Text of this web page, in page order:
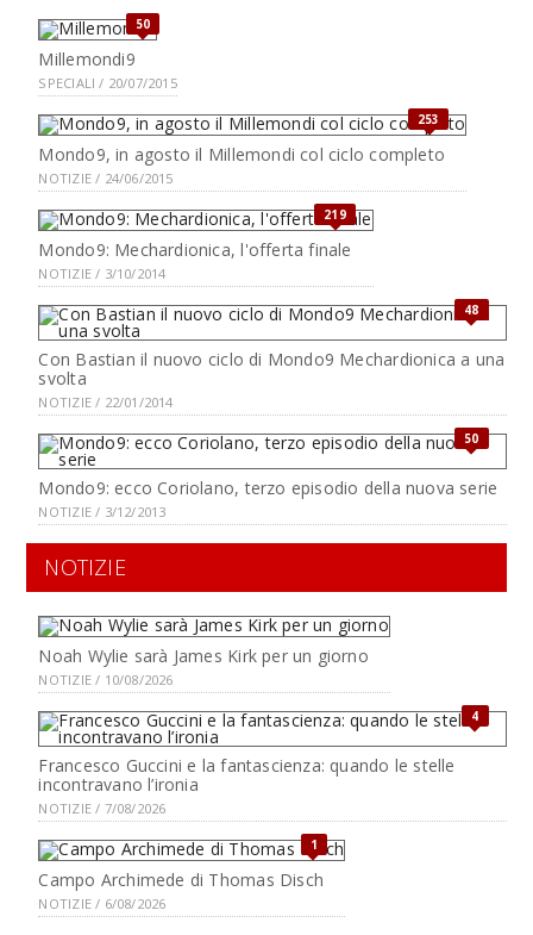
50
Millemondi9
SPECIALI / 20/07/2015
253
Mondo9, in agosto il Millemondi col ciclo completo
NOTIZIE / 24/06/2015
219
Mondo9: Mechardionica, l'offerta finale
NOTIZIE / 3/10/2014
48
Con Bastian il nuovo ciclo di Mondo9 Mechardionica a una
svolta
NOTIZIE / 22/01/2014
50
Mondo9: ecco Coriolano, terzo episodio della nuova serie
NOTIZIE / 3/12/2013
NOTIZIE
Noah Wylie sarà James Kirk per un giorno
NOTIZIE / 10/08/2026
4
Francesco Guccini e la fantascienza: quando le stelle
incontravano l’ironia
NOTIZIE / 7/08/2026
1
Campo Archimede di Thomas Disch
NOTIZIE / 6/08/2026